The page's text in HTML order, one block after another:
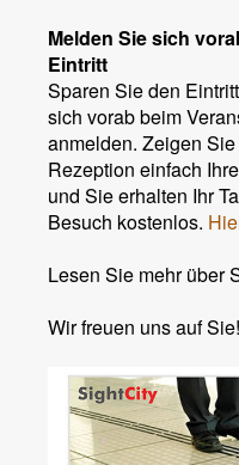
Melden Sie sich
Eintritt
Sparen Sie den
sich vorab beim
anmelden. Zeigen
Rezeption einfach
und Sie erhalten Ihr
Besuch kostenlos.
Lesen Sie mehr über
Wir freuen uns auf Sie!